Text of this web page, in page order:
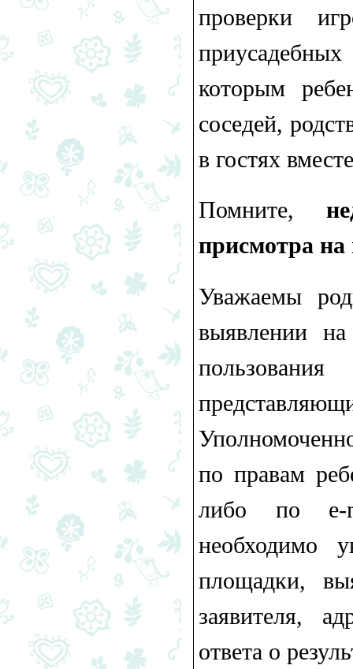
проверки
которым
соседей,
в гостях
Помните,
присмотра
Уважаемы
выявлении
по правам
либо по
необходимо
площадки,
заявителя,
ответа о